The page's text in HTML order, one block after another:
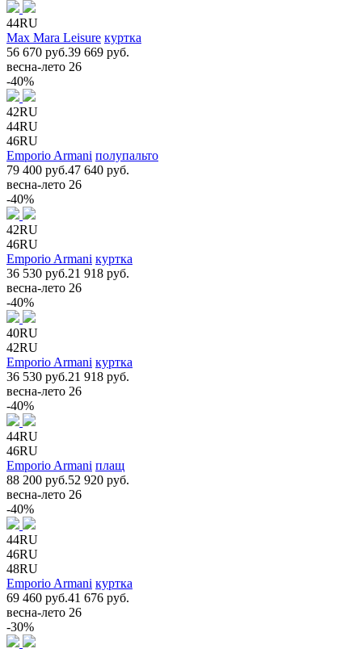
44RU
Max Mara Leisure куртка
56 670 руб.39 669 руб.
весна-лето 26
-40%
42RU
44RU
46RU
Emporio Armani полупальто
79 400 руб.47 640 руб.
весна-лето 26
-40%
42RU
46RU
Emporio Armani куртка
36 530 руб.21 918 руб.
весна-лето 26
-40%
40RU
42RU
Emporio Armani куртка
36 530 руб.21 918 руб.
весна-лето 26
-40%
44RU
46RU
Emporio Armani плащ
88 200 руб.52 920 руб.
весна-лето 26
-40%
44RU
46RU
48RU
Emporio Armani куртка
69 460 руб.41 676 руб.
весна-лето 26
-30%